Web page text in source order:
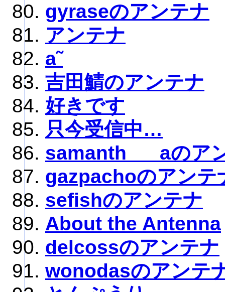
gyraseのアンテナ
アンテナ
a˜
吉田鯖のアンテナ
好きです
只今受信中…
samanth___aのア
gazpachoのアンテ
sefishのアンテナ
About the Antenna
delcossのアンテナ
wonodasのアンテ